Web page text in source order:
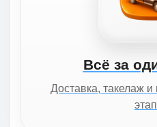
Всё за
Доставка, такелаж